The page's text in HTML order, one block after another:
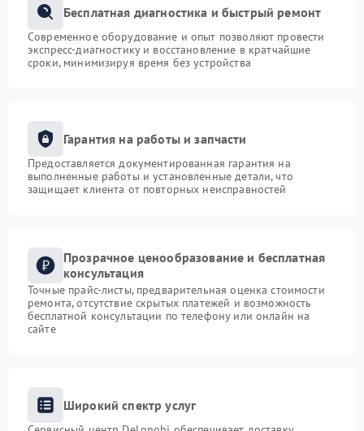
Бесплатная диагностика и быстрый ремонт
Современное оборудование и опыт позволяют провести
экспресс-диагностику и восстановление в кратчайшие
сроки, минимизируя время без устройства
Гарантия на работы и запчасти
Предоставляется документированная гарантия на
выполненные работы и установленные детали, что
защищает клиента от повторных неисправностей
Прозрачное ценообразование и бесплатная
консультация
Точные прайс-листы, предварительная оценка стоимости
ремонта, отсутствие скрытых платежей и возможность
бесплатной консультации по телефону или онлайн на
сайте
Широкий спектр услуг